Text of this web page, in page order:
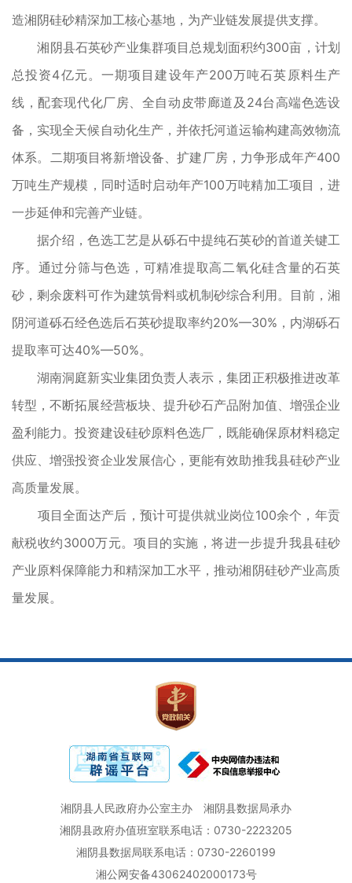
造湘阴硅砂精深加工核心基地，为产业链发展提供支撑。
湘阴县石英砂产业集群项目总规划面积约300亩，计划
总投资4亿元。一期项目建设年产200万吨石英原料生产
线，配套现代化厂房、全自动皮带廊道及24台高端色选设
备，实现全天候自动化生产，并依托河道运输构建高效物流
体系。二期项目将新增设备、扩建厂房，力争形成年产400
万吨生产规模，同时适时启动年产100万吨精加工项目，进
一步延伸和完善产业链。
据介绍，色选工艺是从砾石中提纯石英砂的首道关键工
序。通过分筛与色选，可精准提取高二氧化硅含量的石英
砂，剩余废料可作为建筑骨料或机制砂综合利用。目前，湘
阴河道砾石经色选后石英砂提取率约20%—30%，内湖砾石
提取率可达40%—50%。
湖南洞庭新实业集团负责人表示，集团正积极推进改革
转型，不断拓展经营板块、提升砂石产品附加值、增强企业
盈利能力。投资建设硅砂原料色选厂，既能确保原材料稳定
供应、增强投资企业发展信心，更能有效助推我县硅砂产业
高质量发展。
项目全面达产后，预计可提供就业岗位100余个，年贡
献税收约3000万元。项目的实施，将进一步提升我县硅砂
产业原料保障能力和精深加工水平，推动湘阴硅砂产业高质
量发展。
湘阴县人民政府办公室主办
湘阴县数据局承办
湘阴县政府办值班室联系电话：0730-2223205
湘阴县数据局联系电话：0730-2260199
湘公网安备43062402000173号